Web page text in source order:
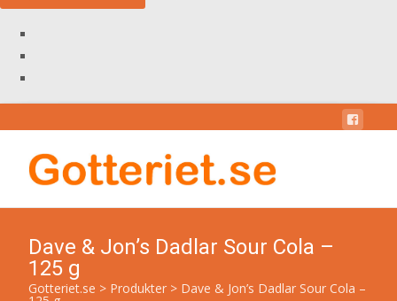
Dave & Jon’s Dadlar Sour Cola –
125 g
Gotteriet.se > Produkter > Dave & Jon’s Dadlar Sour Cola –